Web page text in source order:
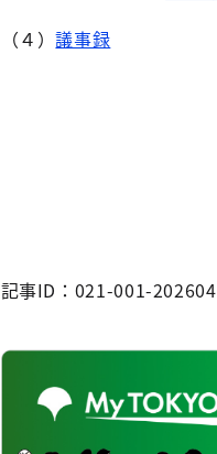
（４）議事録
記事ID：021-001-